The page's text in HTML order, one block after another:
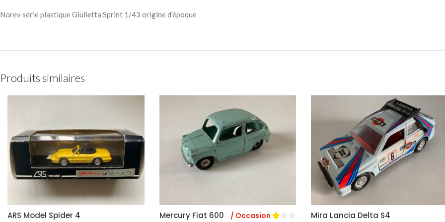
Norev série plastique Giulietta Sprint 1/43 origine d’époque
Produits similaires
ARS Model Spider 4 Mercury Fiat 600 / Occasion Mira Lancia Delta S4